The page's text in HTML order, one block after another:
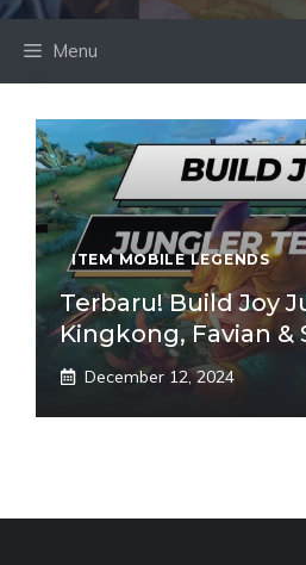
Menu
ITEM MOBILE LEGENDS
Terbaru! Build Joy
Kingkong, Favian &
December 12, 2024